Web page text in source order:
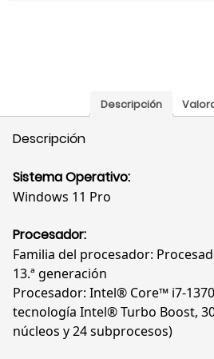
Descripción
Descripción
Sistema Operativo:
Windows 11 Pro
Procesador:
Familia del procesador:
13.ª generación
Procesador: Intel® Core™ i7-
tecnología Intel® Turbo Boost,
núcleos y 24 subprocesos)